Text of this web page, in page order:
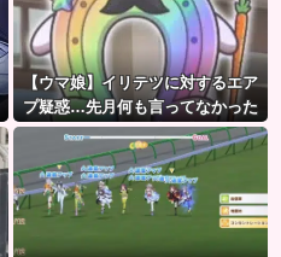
【ウマ娘】イリテツに対するエア
プ疑惑…先月何も言ってなかった
のに今月急にスピ3言い出したのが
怪しいよな。